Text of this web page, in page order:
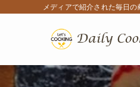
メディアで紹介された毎日